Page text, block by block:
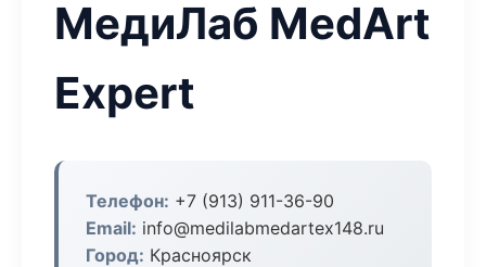
МедиЛаб MedArt
Expert
Телефон: +7 (913) 911-36-90
Email: info@medilabmedartex148.ru
Город: Красноярск